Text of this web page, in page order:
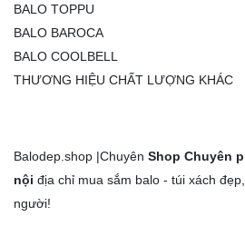
BALO TOPPU
BALO BAROCA
BALO COOLBELL
THƯƠNG HIỆU CHẤT LƯỢNG KHÁC
Balodep.shop |Chuyên Shop Chuyên
nội địa chỉ mua sắm balo - túi xách
người!